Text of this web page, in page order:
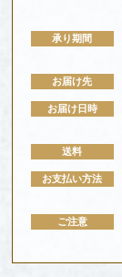
承り期間
お届け先
お届け日時
送料
お支払い方法
ご注意